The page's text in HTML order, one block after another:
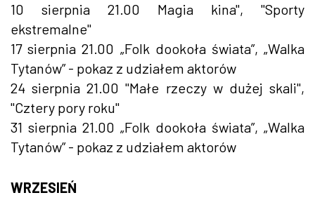
10 sierpnia 21.00 Magia kina", "Sporty
ekstremalne"
17 sierpnia 21.00 „Folk dookoła świata”, „Walka
Tytanów” - pokaz z udziałem aktorów
24 sierpnia 21.00 "Małe rzeczy w dużej skali",
"Cztery pory roku"
31 sierpnia 21.00 „Folk dookoła świata”, „Walka
Tytanów” - pokaz z udziałem aktorów
WRZESIEŃ